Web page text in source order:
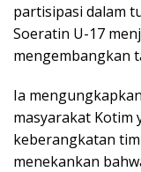
partisipasi dalam
Soeratin U-17
mengembangkan
Ia
masyarakat Kotim
keberangkatan tim
menekankan